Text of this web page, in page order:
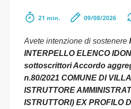
21 min. 09/08/2026
Avete intenzione di sostenere
INTERPELLO ELENCO
sottoscrittori Accordo
n.80/2021 COMUNE DI
ISTRUTTORE
ISTRUTTORI) EX PROFILO